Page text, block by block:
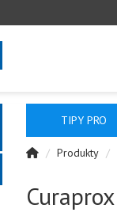
TIPY PRO
Produkty
Curaprox